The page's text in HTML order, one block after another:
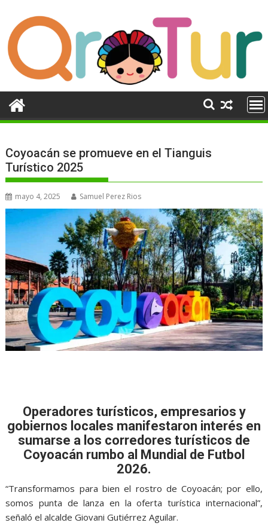
contenido
Coyoacán se promueve en el Tianguis
Turístico 2025
mayo 4, 2025 Samuel Perez Rios
Operadores turísticos, empresarios y
gobiernos locales manifestaron interés en
sumarse a los corredores turísticos de
Coyoacán rumbo al Mundial de Futbol
2026.
“Transformamos para bien el rostro de Coyoacán; por ello,
somos punta de lanza en la oferta turística internacional”,
señaló el alcalde Giovani Gutiérrez Aguilar.